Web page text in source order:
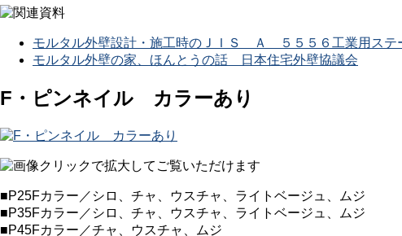
モルタル外壁設計・施工時のＪＩＳ Ａ ５５５６工業用ステ
モルタル外壁の家、ほんとうの話 日本住宅外壁協議会
F・ピンネイル カラーあり
■P25Fカラー／シロ、チャ、ウスチャ、ライトベージュ、ムジ
■P35Fカラー／シロ、チャ、ウスチャ、ライトベージュ、ムジ
■P45Fカラー／チャ、ウスチャ、ムジ